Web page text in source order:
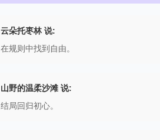
云朵托枣林 说:
在规则中找到自由。
山野的温柔沙滩 说:
结局回归初心。